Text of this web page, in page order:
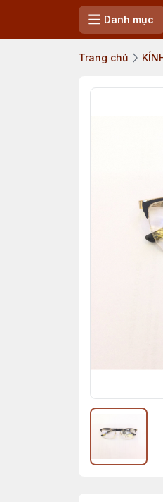
Danh mục
Trang chủ